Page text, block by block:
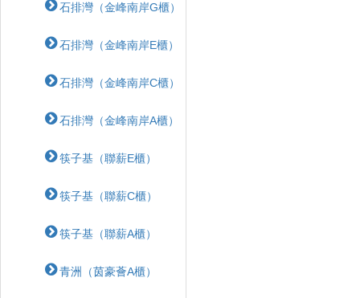
石排灣（金峰南岸G櫃）
石排灣（金峰南岸E櫃）
石排灣（金峰南岸C櫃）
石排灣（金峰南岸A櫃）
筷子基（聯薪E櫃）
筷子基（聯薪C櫃）
筷子基（聯薪A櫃）
青洲（茵豪薈A櫃）